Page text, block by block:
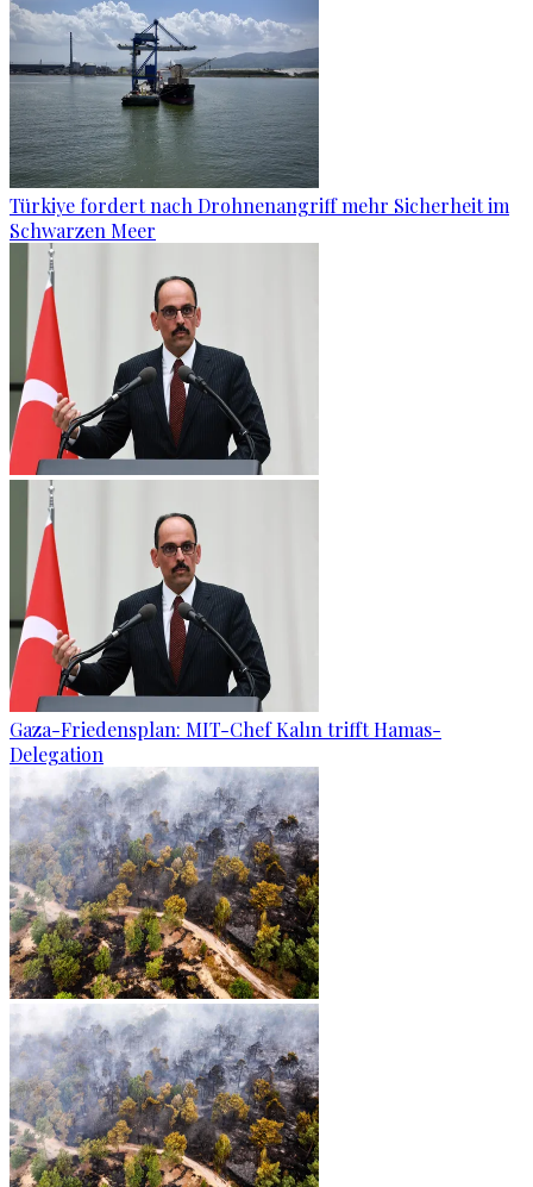
Türkiye fordert nach Drohnenangriff mehr Sicherheit im
Schwarzen Meer
Gaza-Friedensplan: MIT-Chef Kalın trifft Hamas-
Delegation